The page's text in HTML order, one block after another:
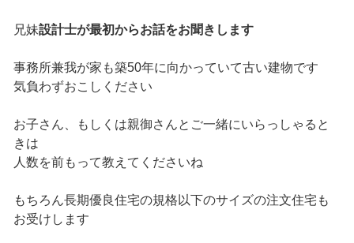
兄妹設計士が最初からお話をお聞きします
事務所兼我が家も築50年に向かっていて古い建物です
気負わずおこしください
お子さん、もしくは親御さんとご一緒にいらっしゃると
きは
人数を前もって教えてくださいね
もちろん長期優良住宅の規格以下のサイズの注文住宅も
お受けします